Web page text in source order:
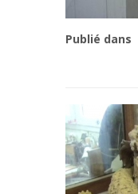
Publié dans